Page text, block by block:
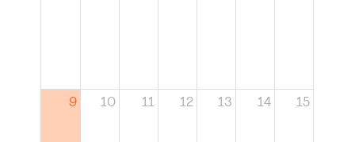
9 10 11 12 13 14 15